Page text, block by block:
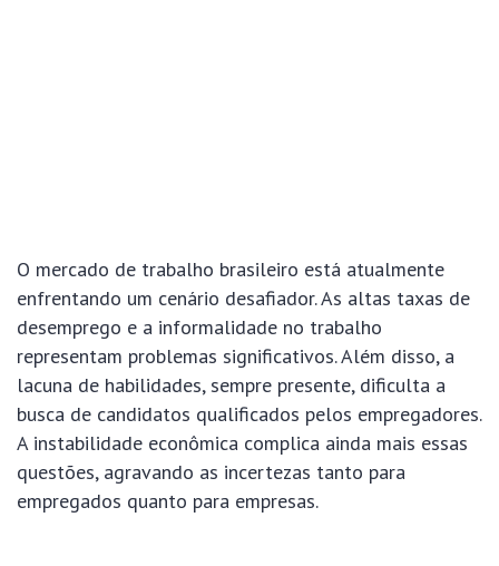
O mercado de trabalho brasileiro está atualmente
enfrentando um cenário desafiador. As altas taxas de
desemprego e a informalidade no trabalho
representam problemas significativos. Além disso, a
lacuna de habilidades, sempre presente, dificulta a
busca de candidatos qualificados pelos empregadores.
A instabilidade econômica complica ainda mais essas
questões, agravando as incertezas tanto para
empregados quanto para empresas.